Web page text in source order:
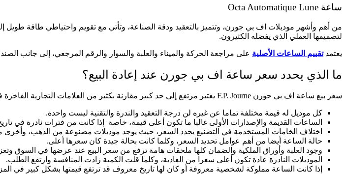
ساعة Octa Automatique Lune
من أهم وأشهر موديلات اف بي جورن، وتتميز بالتعقيد ودقة الصناعة، وتأتي مع تقويم واحتياطي طاقة طويل
لتصميمها العملي الذي يفضله الكثيرون.
يعتمدتقييم الساعات الأصلية على مراجعة الحركة والميناء والعلبة والسوار والرقم المرجعي، إلى جانب
ما الذي يحدد سعر ساعة اف بي جورن عند إعادة البيع؟
سعر بيع ساعة اف بي جورن F.P. Journe يعتبر مرتفع إلى حد كبير مقارنة بكثير من العلامات التجارية الفاخرة في السوق، ويتحدد هذا السعر وفقا لمجموعة من العوامل الهامة، منها:
كل موديل له قيمة مختلفة تماما عن غيره لن درجة التعقيد والندرة والتقنية ليست واحدة.
الساعات القديمة والإصدارات الأولى غالبا ما تكون أعلى قيمة، خاصة إذا كانت من فترات نادرة في
اختلاف الخامات المستخدمة في التصنيع يحدد السعر، حيث يوجد موديلات مصنوعة من الذهب، وأخرى من
حالة الساعة أيضا من أهم عوامل تحديد السعر، وكلما كانت بحالة جيدة كان سعرها أعلى.
وجود العلبة وأوراق الملكية والضمان كلها ملحقات هامة ترفع من سعر البيع عند عرضها في السوق
الموديلات النادرة عادة تكون أعلى سعرا من العادية، وكلما قلت الكمية زادت المنافسة وارتفع الطلب.
إذا كانت الساعة مملوكة لشخصية معروفة أو كان لها تاريخ معروف قد ترتفع قيمتها بشكل كبير في